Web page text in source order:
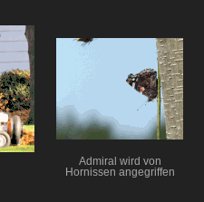
Admiral wird von
Hornissen angegriffen